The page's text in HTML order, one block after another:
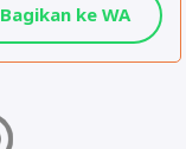
Bagikan ke WA